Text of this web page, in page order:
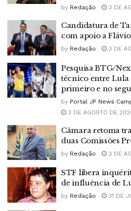
by Redação 3 DE
Candidatura de
com apoio a Flávio
by Redação 3 DE
Pesquisa BTG/
técnico entre Lula
primeiro e no
by Portal JP News
3 DE AGOSTO DE
Câmara retoma
duas Comissões
by Redação 3 DE
STF libera
de influência de
by Redação 31 DE